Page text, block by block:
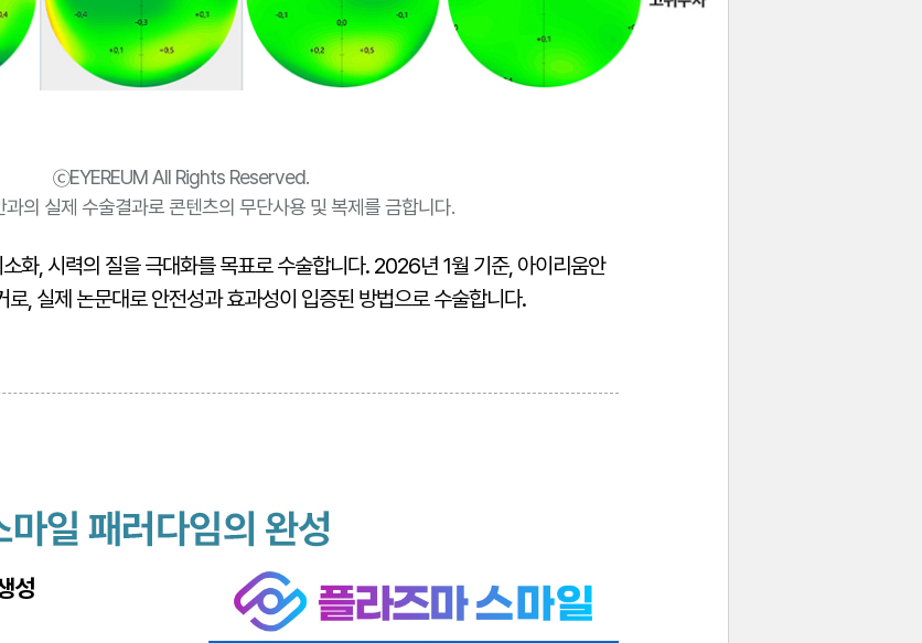
ⓒEYEREUM All Rights Reserved.
의 실제 수술결과로 콘텐츠의 무단사용 및 복제를 금합니다.
화, 시력의 질을 극대화를 목표로 수술합니다. 2026년 1월 기준, 아이리움안
, 실제 논문대로 안전성과 효과성이 입증된 방법으로 수술합니다.
성